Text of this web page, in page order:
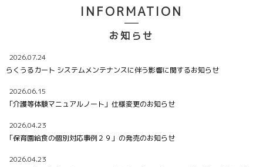
INFORMATION
お知らせ
2026.07.24
らくうるカート システムメンテナンスに伴う影響に関するお知らせ
2026.06.15
「介護等体験マニュアルノート」仕様変更のお知らせ
2026.04.23
「保育園給食の個別対応事例２９」の発売のお知らせ
2026.04.23